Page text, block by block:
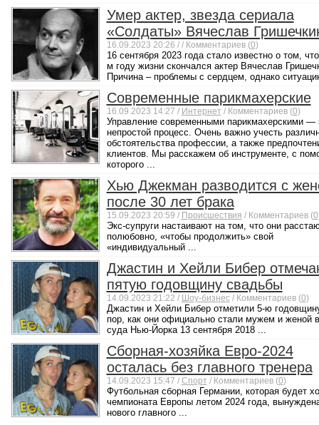
Умер актер, звезда сериала
«Солдаты» Вячеслав
16.09.2023 20:26 / / Комментариев (0)
16 сентября 2023 года стало известно о том,
м году жизни скончался актер Вячеслав
Причина – проблемы с сердцем, однако
Современные парикмахерские
16.09.2023 14:27 / Интернет / Комментариев (0)
Управление современными парикмахерскими —
непростой процесс. Очень важно учесть
обстоятельства профессии, а также
клиентов. Мы расскажем об инструменте, с
которого ...
Хью Джекман разводится с
после 30 лет брака
15.09.2023 20:59 / Происшествия / Комментариев (0
Экс-супруги настаивают на том, что они
полюбовно, «чтобы продолжить» свой
«индивидуальный ...
Джастин и Хейли Бибер
пятую годовщину свадьбы
14.09.2023 21:22 / Шоу-бизнес/ Комментариев (0)
Джастин и Хейли Бибер отметили 5-ю
пор, как они официально стали мужем и женой
суда Нью-Йорка 13 сентября 2018 ...
Сборная-хозяйка Евро-2024
осталась без главного тренера
14.09.2023 15:47 / Спорт / Комментариев (0)
Футбольная сборная Германии, которая будет
чемпионата Европы летом 2024 года,
нового главного ...